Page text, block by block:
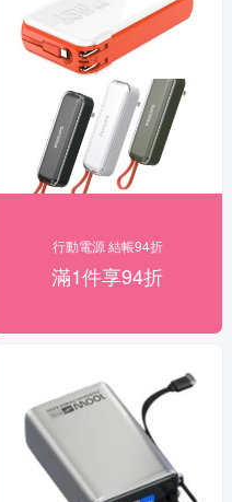
行動電源 結帳94折
滿1件享94折